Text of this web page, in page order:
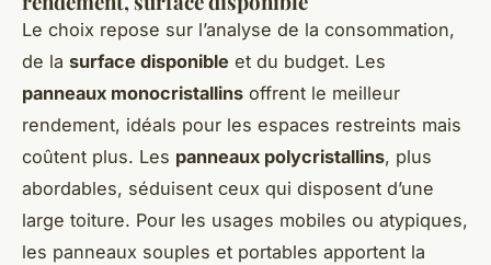
Le choix repose sur l’analyse de la consommation,
de la surface disponible et du budget. Les
panneaux monocristallins offrent le meilleur
rendement, idéals pour les espaces restreints mais
coûtent plus. Les panneaux polycristallins, plus
abordables, séduisent ceux qui disposent d’une
large toiture. Pour les usages mobiles ou atypiques,
les panneaux souples et portables apportent la